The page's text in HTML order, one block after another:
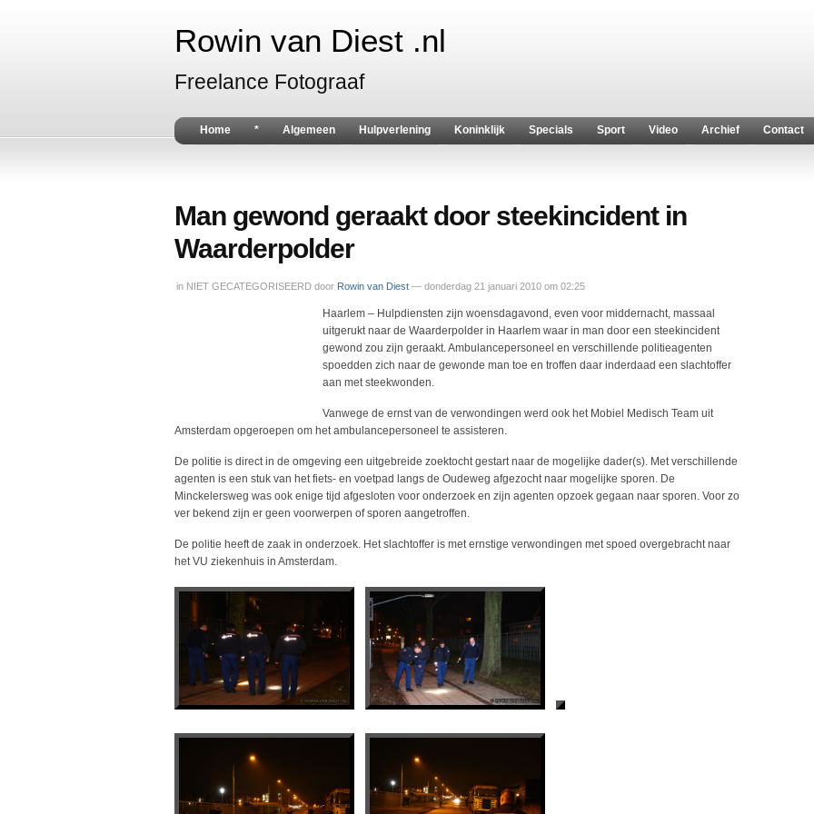
Rowin van Diest .nl
Freelance Fotograaf
Home * Algemeen Hulpverlening Koninklijk Specials Sport Video Archief Contact
Man gewond geraakt door steekincident in
Waarderpolder
in NIET GECATEGORISEERD door Rowin van Diest — donderdag 21 januari 2010 om 02:25
Haarlem – Hulpdiensten zijn woensdagavond, even voor middernacht, massaal
uitgerukt naar de Waarderpolder in Haarlem waar in man door een steekincident
gewond zou zijn geraakt. Ambulancepersoneel en verschillende politieagenten
spoedden zich naar de gewonde man toe en troffen daar inderdaad een slachtoffer
aan met steekwonden.
Vanwege de ernst van de verwondingen werd ook het Mobiel Medisch Team uit
Amsterdam opgeroepen om het ambulancepersoneel te assisteren.
De politie is direct in de omgeving een uitgebreide zoektocht gestart naar de mogelijke dader(s). Met verschillende
agenten is een stuk van het fiets- en voetpad langs de Oudeweg afgezocht naar mogelijke sporen. De
Minckelersweg was ook enige tijd afgesloten voor onderzoek en zijn agenten opzoek gegaan naar sporen. Voor zo
ver bekend zijn er geen voorwerpen of sporen aangetroffen.
De politie heeft de zaak in onderzoek. Het slachtoffer is met ernstige verwondingen met spoed overgebracht naar
het VU ziekenhuis in Amsterdam.